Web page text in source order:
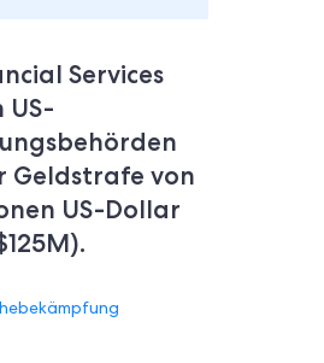
Services
US-
Geldstrafe von
US-Dollar